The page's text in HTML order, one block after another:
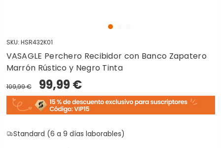
SKU: HSR432K01
VASAGLE Perchero Recibidor con Banco Zapatero
Marrón Rústico y Negro Tinta
109,99 € 99,99 €
Standard (6 a 9 días laborables)